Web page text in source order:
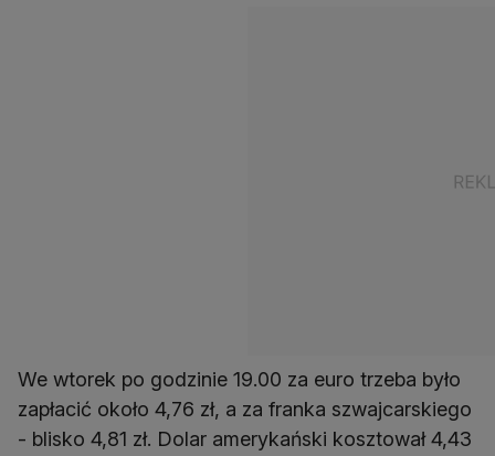
We wtorek po godzinie 19.00 za euro trzeba było
zapłacić około 4,76 zł, a za franka szwajcarskiego
- blisko 4,81 zł. Dolar amerykański kosztował 4,43